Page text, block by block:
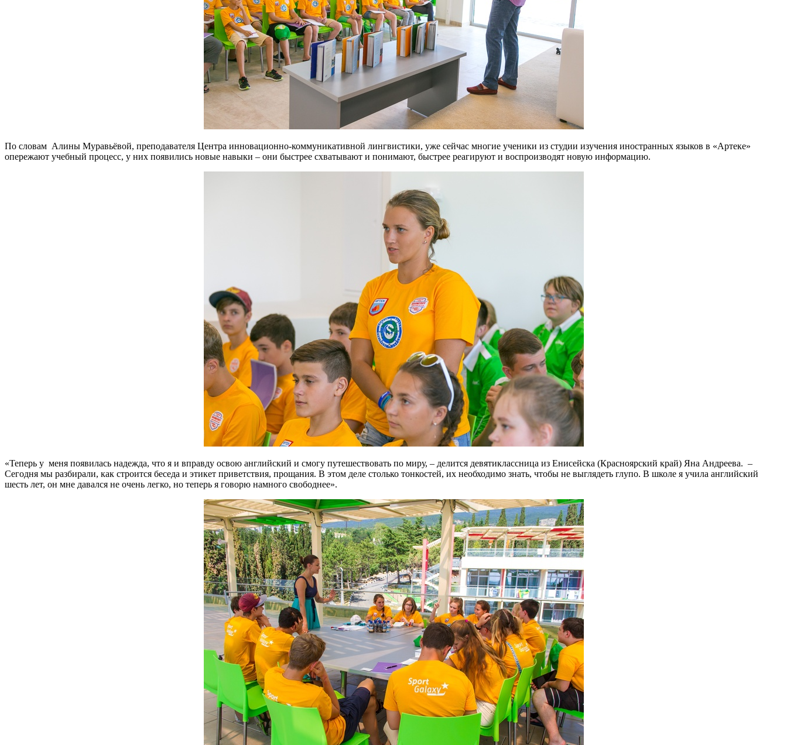
По словам Алины Муравьёвой, преподавателя Центра инновационно-коммуникативной лингвистики, уже сейчас многие ученики из студии изучения иностранных языков в «Артеке»
опережают учебный процесс, у них появились новые навыки – они быстрее схватывают и понимают, быстрее реагируют и воспроизводят новую информацию.
«Теперь у меня появилась надежда, что я и вправду освою английский и смогу путешествовать по миру, – делится девятиклассница из Енисейска (Красноярский край) Яна Андреева. –
Сегодня мы разбирали, как строится беседа и этикет приветствия, прощания. В этом деле столько тонкостей, их необходимо знать, чтобы не выглядеть глупо. В школе я учила английский
шесть лет, он мне давался не очень легко, но теперь я говорю намного свободнее».